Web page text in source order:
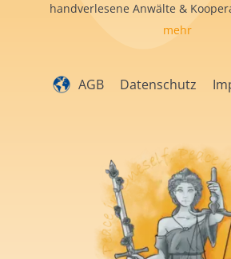
handverlesene Anwälte &
mehr
AGB Datenschutz